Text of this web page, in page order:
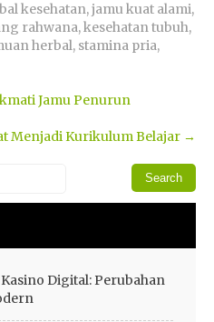
kesehatan,jamu kuat alami,
rahwana,kesehatan tubuh,
herbal, stamina pria,
Jamu Penurun
Menjadi Kurikulum Belajar →
Digital: Perubahan